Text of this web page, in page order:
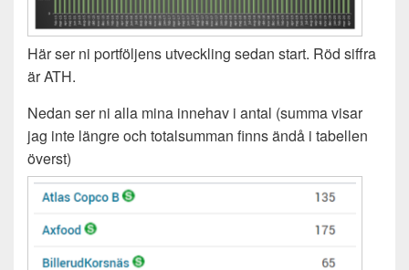
Här ser ni portföljens utveckling sedan start. Röd siffra
är ATH.
Nedan ser ni alla mina innehav i antal (summa visar
jag inte längre och totalsumman finns ändå i tabellen
överst)